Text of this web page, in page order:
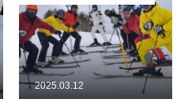
2025.03.12